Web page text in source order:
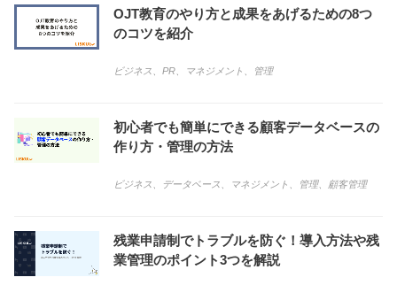
OJT教育のやり方と成果をあげるための8つ
のコツを紹介
ビジネス PR マネジメント 管理
初心者でも簡単にできる顧客データベースの
作り方・管理の方法
ビジネス データベース マネジメント 管理、 顧客管理
残業申請制でトラブルを防ぐ！導入方法や残
業管理のポイント3つを解説